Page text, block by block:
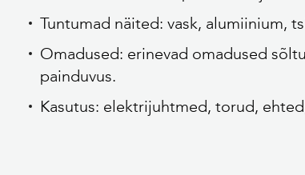
Tuntumad näited: vask, alumiinium,
Omadused: erinevad omadused
painduvus.
Kasutus: elektrijuhtmed, torud,